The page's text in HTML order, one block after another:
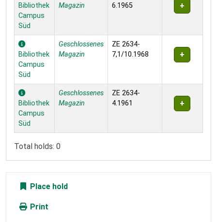
Bibliothek
Campus
Süd
Magazin
6.1965
Bibliothek
Campus
Süd
Geschlossenes
Magazin
ZE 2634-
7,1/10.1968
Bibliothek
Campus
Süd
Geschlossenes
Magazin
ZE 2634-
4.1961
Total holds: 0
Place hold
Print